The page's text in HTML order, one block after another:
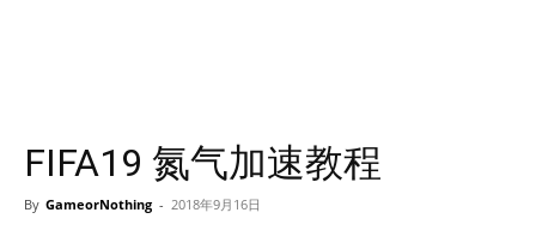
FIFA19 氮气加速教程
By GameorNothing - 2018年9月16日